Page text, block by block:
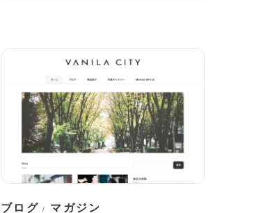
ブログ / マガジン